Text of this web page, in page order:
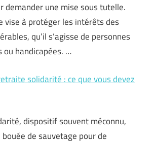
demander une mise sous tutelle.
vise à protéger les intérêts des
qu’il s’agisse de personnes
ou handicapées. …
solidarité : ce que vous devez
dispositif souvent méconnu,
de sauvetage pour de